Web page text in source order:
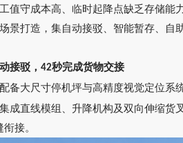
值守成本高、临时起降点缺乏存储能
景打造，集自动接驳、智能暂存、自
接驳， 42秒完成货物交接
备大尺寸停机坪与高精度视觉定位系
成直线模组、升降机构及双向伸缩货
接。